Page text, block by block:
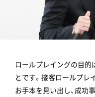
ロールプレイングの目的
とです。接客ロールプレ
お手本を見い出し、成功